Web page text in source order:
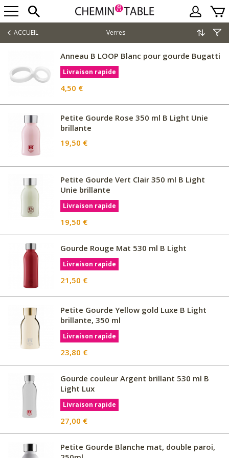
ACCUEIL Verres
Anneau B LOOP Blanc pour gourde Bugatti
Livraison rapide
4,50 €
Petite Gourde Rose 350 ml B Light Unie
brillante
19,50 €
Petite Gourde Vert Clair 350 ml B Light
Unie brillante
Livraison rapide
19,50 €
Gourde Rouge Mat 530 ml B Light
Livraison rapide
21,50 €
Petite Gourde Yellow gold Luxe B Light
brillante, 350 ml
Livraison rapide
23,80 €
Gourde couleur Argent brillant 530 ml B
Light Lux
Livraison rapide
27,00 €
Petite Gourde Blanche mat, double paroi,